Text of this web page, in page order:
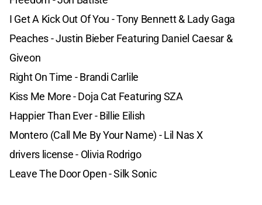
I Get A Kick Out Of You - Tony Bennett & Lady Gaga
Peaches - Justin Bieber Featuring Daniel Caesar &
Giveon
Right On Time - Brandi Carlile
Kiss Me More - Doja Cat Featuring SZA
Happier Than Ever - Billie Eilish
Montero (Call Me By Your Name) - Lil Nas X
drivers license - Olivia Rodrigo
Leave The Door Open - Silk Sonic